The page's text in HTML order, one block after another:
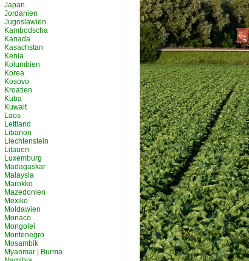
Japan
Jordanien
Jugoslawien
Kambodscha
Kanada
Kasachstan
Kenia
Kolumbien
Korea
Kosovo
Kroatien
Kuba
Kuwait
Laos
Lettland
Libanon
Liechtenstein
Litauen
Luxemburg
Madagaskar
Malaysia
Marokko
Mazedonien
Mexiko
Moldawien
Monaco
Mongolei
Montenegro
Mosambik
Myanmar | Burma